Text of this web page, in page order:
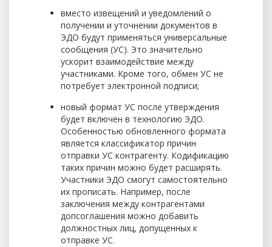
вместо извещений и уведомлений о
получении и уточнении документов в
ЭДО будут применяться универсальные
сообщения (УС). Это значительно
ускорит взаимодействие между
участниками. Кроме того, обмен УС не
потребует электронной подписи;
новый формат УС после утверждения
будет включен в технологию ЭДО.
Особенностью обновленного формата
является классификатор причин
отправки УС контрагенту. Кодификацию
таких причин можно будет расширять.
Участники ЭДО смогут самостоятельно
их прописать. Например, после
заключения между контрагентами
допсоглашения можно добавить
должностных лиц, допущенных к
отправке УС.